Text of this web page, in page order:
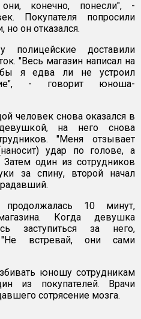
конечно, понесли", -
Покупателя попросили
он отказался.
доставили
"Весь магазин написал на
бы я едва ли не устроил
- говорит юноша-
человек снова оказался в
на него снова
"Меня отзывает
удар по голове, а
один из сотрудников
за спину, второй начал
продолжалась 10 минут,
Когда девушка
заступиться за него,
"Не встревай, они сами
юношу сотрудникам
из покупателей. Врачи
сотрясение мозга.